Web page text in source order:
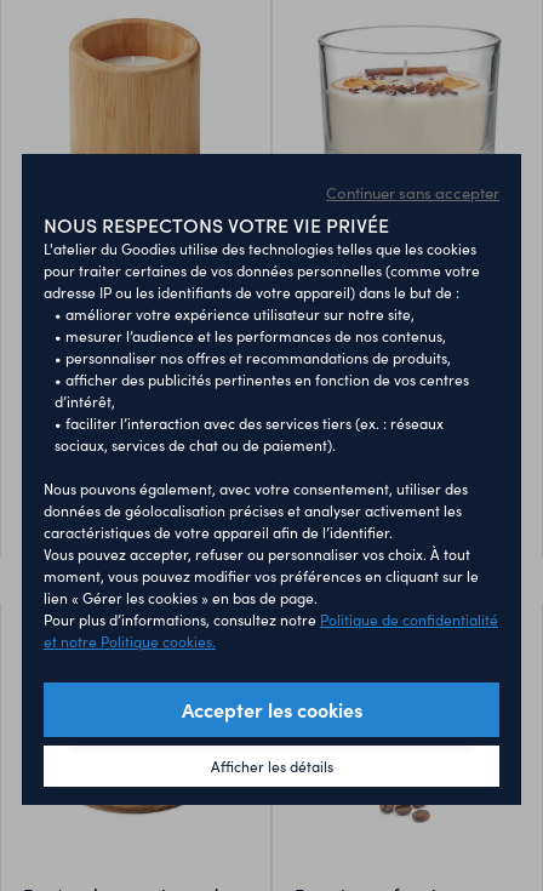
végétale 160 gr
Bougie en cire végétale
parfumée à la vanille dans un
support en bambou. 160 gsm.
Durée de combustion : 30
heures. Le bambou est un
produit naturel, et présente
de légères variations de
couleur, de décoration et de
tailles.160gr.
40008656
À partir de7,04 €
PERSONNALISER
citrus, bougie en cire
végétale 300 gr
Bougie en cire végétale
parfumée avec des fleurs et
des fruits séchés dans un pot
combustion : 50 heures.
Senteur cannelle et ciron.
40009111
À partir de
PERSONNALISER
Continuer sans accepter
NOUS RESPECTONS VOTRE VIE PRIVÉE
L'atelier du Goodies utilise des technologies telles que les cookies
pour traiter certaines de vos données personnelles (comme votre
adresse IP ou les identifiants de votre appareil) dans le but de :
• améliorer votre expérience utilisateur sur notre site,
• mesurer l’audience et les performances de nos contenus,
• personnaliser nos offres et recommandations de produits,
• afficher des publicités pertinentes en fonction de vos centres
d’intérêt,
• faciliter l’interaction avec des services tiers (ex. : réseaux
sociaux, services de chat ou de paiement).
Nous pouvons également, avec votre consentement, utiliser des
données de géolocalisation précises et analyser activement les
caractéristiques de votre appareil afin de l’identifier.
Vous pouvez accepter, refuser ou personnaliser vos choix. À tout
moment, vous pouvez modifier vos préférences en cliquant sur le
lien « Gérer les cookies » en bas de page.
Pour plus d’informations, consultez notre Politique de confidentialité
et notre Politique cookies.
Accepter les cookies
Afficher les détails